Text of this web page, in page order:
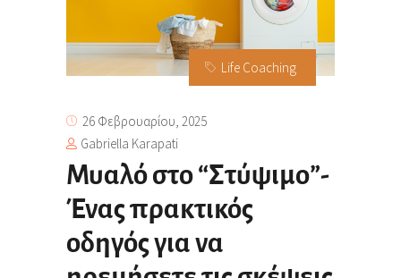
Life Coaching
26 Φεβρουαρίου, 2025
Gabriella Karapati
Μυαλό στο “Στύψιμο”-
Ένας πρακτικός
οδηγός για να